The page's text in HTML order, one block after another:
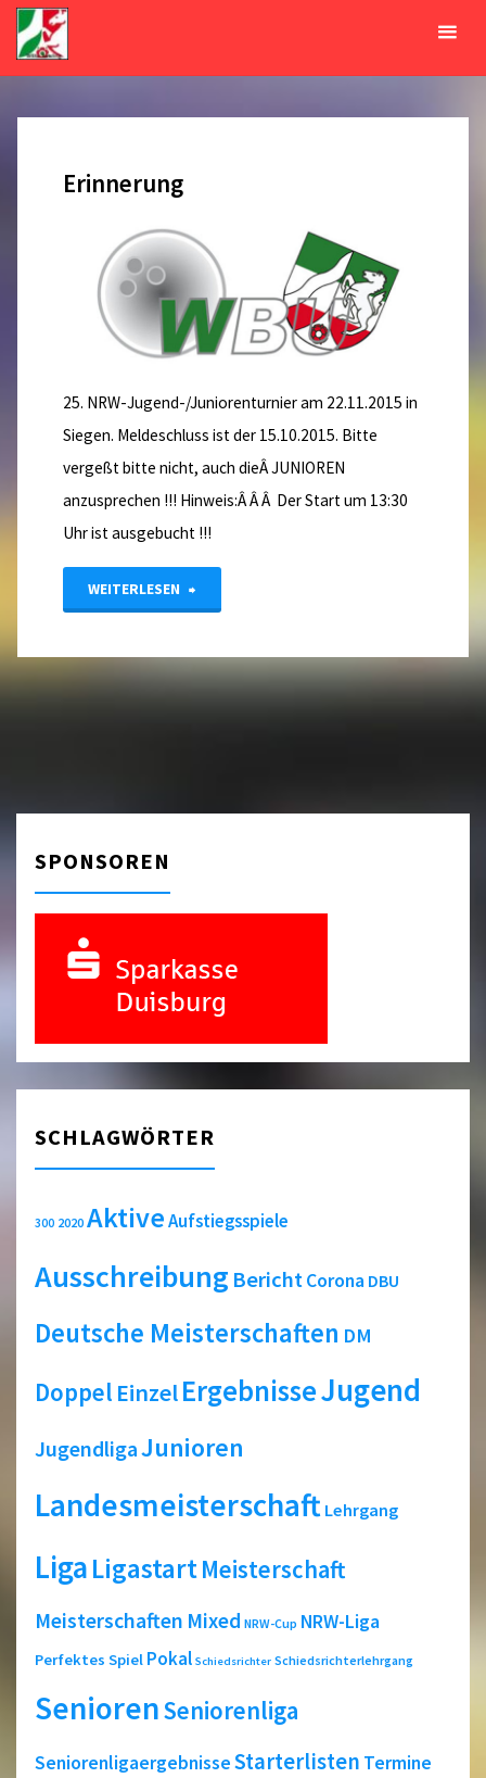
Zum
Inhalt
springenTag:
Erinnerung
25. NRW-Jugend-/Juniorenturnier am 22.11.2015 in
Siegen. Meldeschluss ist der 15.10.2015. Bitte
vergeßt bitte nicht, auch dieÂ JUNIOREN
anzusprechen !!! Hinweis:Â Â Â Der Start um 13:30
Uhr ist ausgebucht !!!
WEITERLESEN "Erinnerung"
SPONSOREN
SCHLAGWÖRTER
300 2020 AktiveAufstiegsspiele
Ausschreibung BerichtCorona DBU
Deutsche Meisterschaften DM
Doppel EinzelErgebnisseJugend
JugendligaJunioren
Landesmeisterschaft Lehrgang
LigaLigastartMeisterschaft
Meisterschaften Mixed NRW-Cup NRW-Liga
Perfektes Spiel Pokal Schiedsrichter Schiedsrichterlehrgang
SeniorenSeniorenliga
SeniorenligaergebnisseStarterlisten Termine